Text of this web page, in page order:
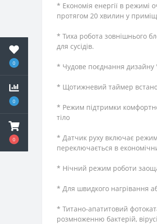
0
0
0
* Економія енергії в режимі
протягом 20 хвилин у
* Тиха робота зовнішнього
для сусідів.
* Чудове поєднання дизайну
* Щотижневий таймер
* Режим підтримки
тіло
* Датчик руху включає режим
переключається в
* Нічний режим роботи
* Для швидкого нагрівання
* Титано-апатитовий
розмноженню бактерій,